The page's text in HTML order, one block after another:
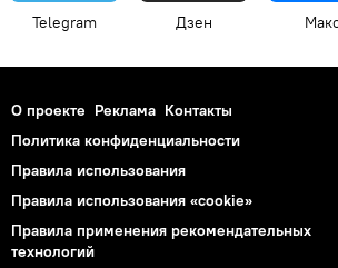
Telegram Дзен
О проекте Реклама Контакты
Политика конфиденциальности
Правила использования
Правила использования «cookie»
Правила применения рекомендательных
технологий